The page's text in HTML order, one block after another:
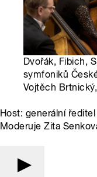
Dvořák, Fibich,
symfoniků
Vojtěch
Host: generální
Moderuje Zita